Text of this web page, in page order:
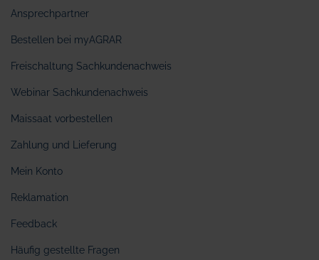
Ansprechpartner
Bestellen bei myAGRAR
Freischaltung Sachkundenachweis
Webinar Sachkundenachweis
Maissaat vorbestellen
Zahlung und Lieferung
Mein Konto
Reklamation
Feedback
Häufig gestellte Fragen